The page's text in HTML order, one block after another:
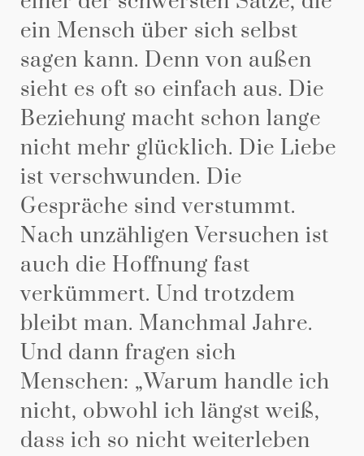
ein Mensch über sich selbst
sagen kann. Denn von außen
sieht es oft so einfach aus. Die
Beziehung macht schon lange
nicht mehr glücklich. Die Liebe
ist verschwunden. Die
Gespräche sind verstummt.
Nach unzähligen Versuchen ist
auch die Hoffnung fast
verkümmert. Und trotzdem
bleibt man. Manchmal Jahre.
Und dann fragen sich
Menschen: „Warum handle ich
nicht, obwohl ich längst weiß,
dass ich so nicht weiterleben